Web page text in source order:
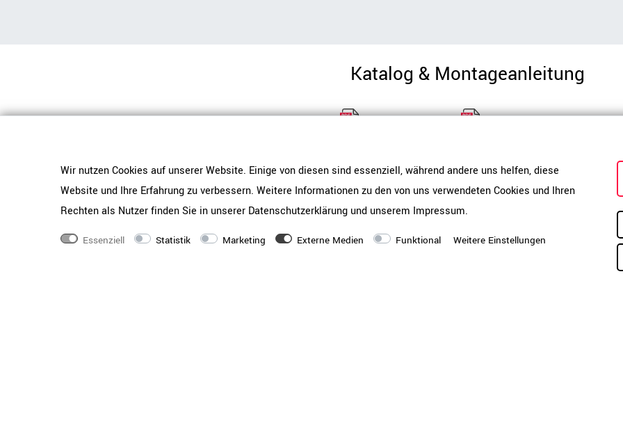
Katalog & Montageanleitung
PDF-Katalog öffnen Montageanleitung öffnen
Maße 3200×1640×740mm
Gewicht 125 kg
Qualitätsstandards
Geprüft nach LST EN 527-1:2011, LST EN 527-
Lieferung
Wir nutzen Cookies auf unserer Website. Einige von diesen sind essenziell, während andere uns helfen, diese
Website und Ihre Erfahrung zu verbessern. Weitere Informationen zu den von uns verwendeten Cookies und Ihren
Rechten als Nutzer finden Sie in unserer Daten­schutz­erklärung und unserem Impressum.
Essenziell Statistik Marketing Externe Medien Funktional Weitere Einstellungen